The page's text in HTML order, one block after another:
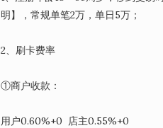
明】，常规单笔2万，单日5万；
2、刷卡费率
①商户收款：
用户0.60%+0 店主0.55%+0